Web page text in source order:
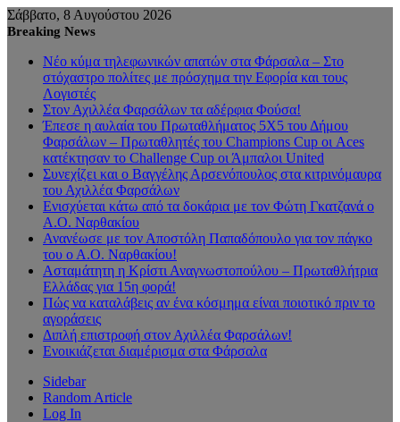
Σάββατο, 8 Αυγούστου 2026
Breaking News
Νέο κύμα τηλεφωνικών απατών στα Φάρσαλα – Στο
στόχαστρο πολίτες με πρόσχημα την Εφορία και τους
Λογιστές
Στον Αχιλλέα Φαρσάλων τα αδέρφια Φούσα!
Έπεσε η αυλαία του Πρωταθλήματος 5Χ5 του Δήμου
Φαρσάλων – Πρωταθλητές του Champions Cup οι Aces
κατέκτησαν το Challenge Cup οι Άμπαλοι United
Συνεχίζει και ο Βαγγέλης Αρσενόπουλος στα κιτρινόμαυρα
του Αχιλλέα Φαρσάλων
Ενισχύεται κάτω από τα δοκάρια με τον Φώτη Γκατζανά ο
Α.Ο. Ναρθακίου
Ανανέωσε με τον Αποστόλη Παπαδόπουλο για τον πάγκο
του ο Α.Ο. Ναρθακίου!
Ασταμάτητη η Κρίστι Αναγνωστοπούλου – Πρωταθλήτρια
Ελλάδας για 15η φορά!
Πώς να καταλάβεις αν ένα κόσμημα είναι ποιοτικό πριν το
αγοράσεις
Διπλή επιστροφή στον Αχιλλέα Φαρσάλων!
Ενοικιάζεται διαμέρισμα στα Φάρσαλα
Sidebar
Random Article
Log In